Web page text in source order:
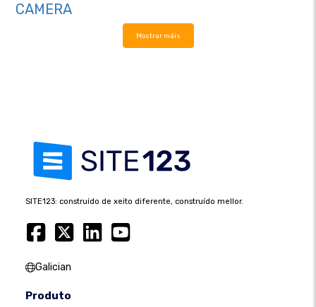
CAMERA
Mostrar máis
SITE123: construído de xeito diferente, construído mellor.
Galician
Produto